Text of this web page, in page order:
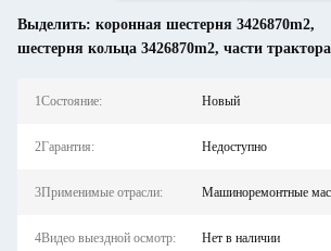
Выделить: коронная шестерня 3426870m2,
шестерня кольца 3426870m2, части
1Состояние: Новый
2Гарантия: Недоступно
3Применимые отрасли: Машиноремонтные
4Видео выездной осмотр: Нет в наличии